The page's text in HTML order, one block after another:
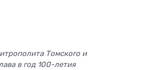
Томского и
в год 100-летия